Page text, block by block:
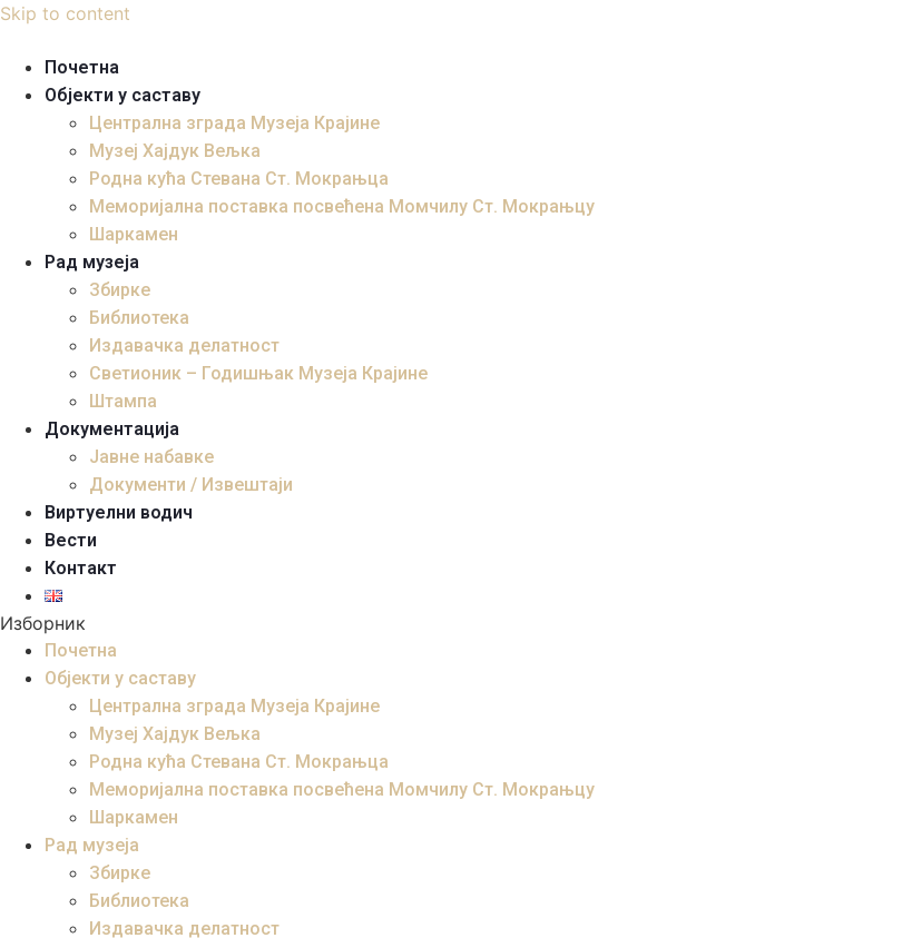
Skip to content
Почетна
Објекти у саставу
Централна зграда Музеја Крајине
Музеј Хајдук Вељка
Родна кућа Стевана Ст. Мокрањца
Меморијална поставка посвећена Момчилу Ст. Мокрањцу
Шаркамен
Рад музеја
Збирке
Библиотека
Издавачка делатност
Светионик – Годишњак Музеја Крајине
Штампа
Документација
Јавне набавке
Документи / Извештаји
Виртуелни водич
Вести
Контакт
Изборник
Почетна
Објекти у саставу
Централна зграда Музеја Крајине
Музеј Хајдук Вељка
Родна кућа Стевана Ст. Мокрањца
Меморијална поставка посвећена Момчилу Ст. Мокрањцу
Шаркамен
Рад музеја
Збирке
Библиотека
Издавачка делатност